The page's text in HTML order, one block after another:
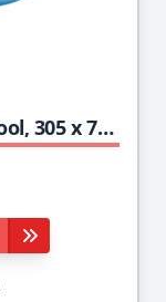
Intex Easy Set Pool - Aufstellpool, 305 x 76 cm